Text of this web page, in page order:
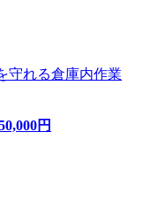
守れる倉庫内作業
円